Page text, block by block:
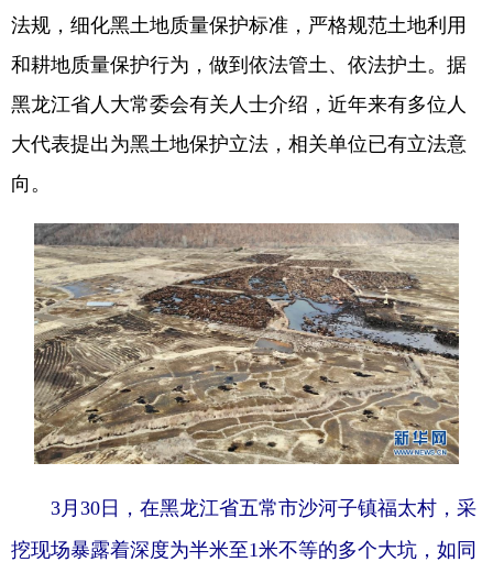
法规，细化黑土地质量保护标准，严格规范土地利用
和耕地质量保护行为，做到依法管土、依法护土。据
黑龙江省人大常委会有关人士介绍，近年来有多位人
大代表提出为黑土地保护立法，相关单位已有立法意
向。
3月30日，在黑龙江省五常市沙河子镇福太村，采
挖现场暴露着深度为半米至1米不等的多个大坑，如同